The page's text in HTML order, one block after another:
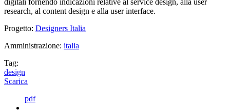
digitali fornendo indicazioni relative al service design, alla user
research, al content design e alla user interface.
Progetto: Designers Italia
Amministrazione: italia
Tag:
design
Scarica
pdf